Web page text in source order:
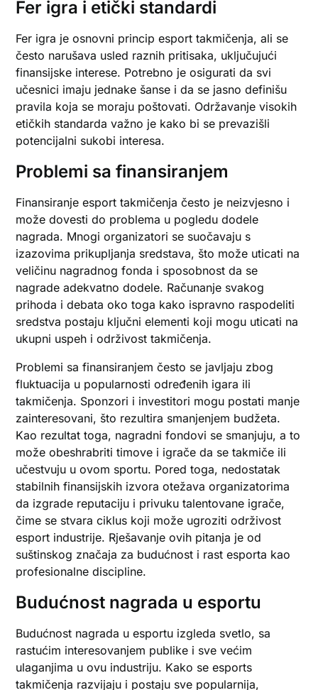
Fer igra i etički standardi
Fer igra je osnovni princip esport takmičenja, ali se
često narušava usled raznih pritisaka, uključujući
finansijske interese. Potrebno je osigurati da svi
učesnici imaju jednake šanse i da se jasno definišu
pravila koja se moraju poštovati. Održavanje visokih
etičkih standarda važno je kako bi se prevazišli
potencijalni sukobi interesa.
Problemi sa finansiranjem
Finansiranje esport takmičenja često je neizvjesno i
može dovesti do problema u pogledu dodele
nagrada. Mnogi organizatori se suočavaju s
izazovima prikupljanja sredstava, što može uticati na
veličinu nagradnog fonda i sposobnost da se
nagrade adekvatno dodele. Računanje svakog
prihoda i debata oko toga kako ispravno raspodeliti
sredstva postaju ključni elementi koji mogu uticati na
ukupni uspeh i održivost takmičenja.
Problemi sa finansiranjem često se javljaju zbog
fluktuacija u popularnosti određenih igara ili
takmičenja. Sponzori i investitori mogu postati manje
zainteresovani, što rezultira smanjenjem budžeta.
Kao rezultat toga, nagradni fondovi se smanjuju, a to
može obeshrabriti timove i igrače da se takmiče ili
učestvuju u ovom sportu. Pored toga, nedostatak
stabilnih finansijskih izvora otežava organizatorima
da izgrade reputaciju i privuku talentovane igrače,
čime se stvara ciklus koji može ugroziti održivost
esport industrije. Rješavanje ovih pitanja je od
suštinskog značaja za budućnost i rast esporta kao
profesionalne discipline.
Budućnost nagrada u esportu
Budućnost nagrada u esportu izgleda svetlo, sa
rastućim interesovanjem publike i sve većim
ulaganjima u ovu industriju. Kako se esports
takmičenja razvijaju i postaju sve popularnija,